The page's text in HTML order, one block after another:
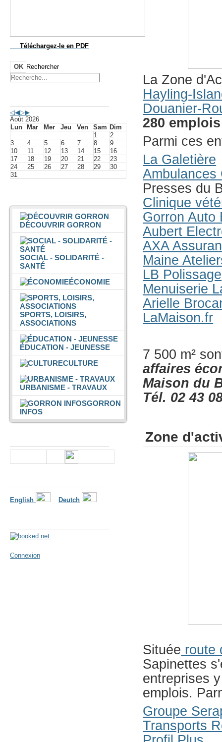
Téléchargez-le en PDF
OK Rechercher
Août 2026
Lun
Mar Mer Jeu Ven Sam Dim
1
2
3
4 5 6 7 8
9
10
11 12 13 14 15
16
17
18 19 20 21 22
23
24
25 26 27 28 29
30
31
DÉCOUVRIR GORRON
SOCIAL - SOLIDARITÉ -
SANTÉ
ÉCONOMIE
SPORTS, LOISIRS,
ASSOCIATIONS
ÉDUCATION - JEUNESSE
CULTURE
URBANISME - TRAVAUX
GORRON
INFOS
English Deutch
Connexion
La Zone
Hayling-
Douanier-
280 emplois
Parmi ces
La Galetière
Ambulances
Presses du
Clinique
Gorron Auto
Aubert
AXA
Maine
LB Polissage
Menuiserie
Arielle
LaMaison.fr
7 500 m²
affaires
Maison du
Tél. 02 43
Zone
Située route
Sapinettes
entreprises
emplois.
Groupe
Transports